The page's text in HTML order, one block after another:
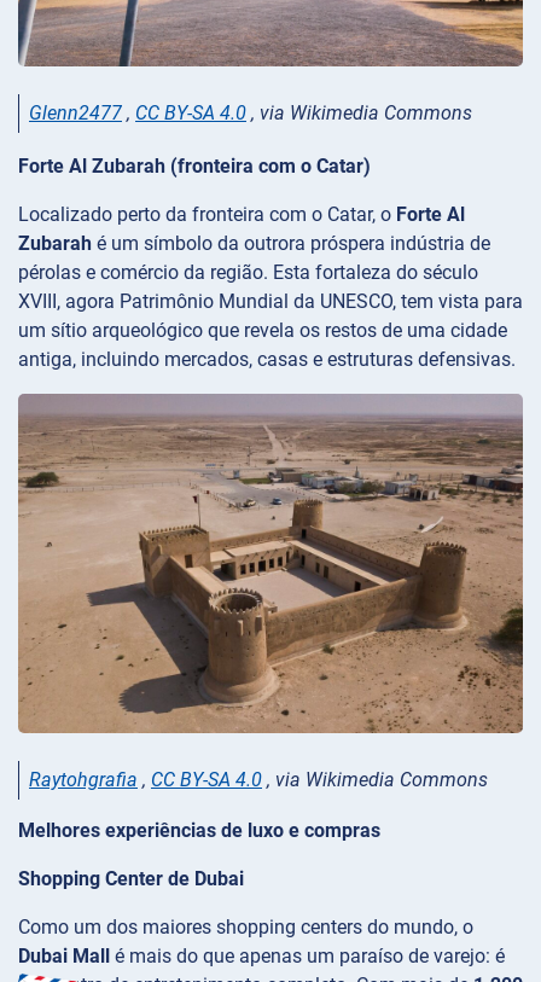
Glenn2477 , CC BY-SA 4.0 , via Wikimedia Commons
Forte Al Zubarah (fronteira com o Catar)
Localizado perto da fronteira com o Catar, o Forte Al
Zubarah é um símbolo da outrora próspera indústria de
pérolas e comércio da região. Esta fortaleza do século
XVIII, agora Patrimônio Mundial da UNESCO, tem vista para
um sítio arqueológico que revela os restos de uma cidade
antiga, incluindo mercados, casas e estruturas defensivas.
Raytohgrafia , CC BY-SA 4.0 , via Wikimedia Commons
Melhores experiências de luxo e compras
Shopping Center de Dubai
Como um dos maiores shopping centers do mundo, o
Dubai Mall é mais do que apenas um paraíso de varejo: é